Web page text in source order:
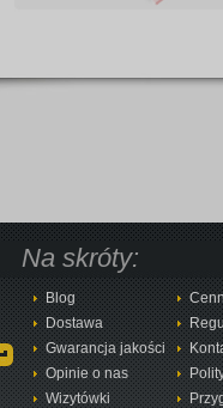
Na skróty:
Blog
Dostawa
Gwarancja jakości
Opinie o nas
Wizytówki